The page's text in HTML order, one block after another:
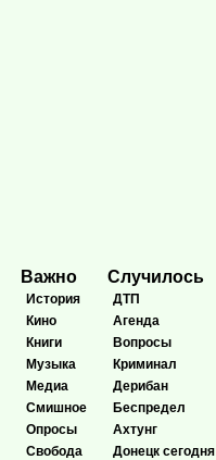
Важно
История
Кино
Книги
Музыка
Медиа
Смишное
Опросы
Свобода
Случилось
ДТП
Агенда
Вопросы
Криминал
Дерибан
Беспредел
Ахтунг
Донецк сегодня